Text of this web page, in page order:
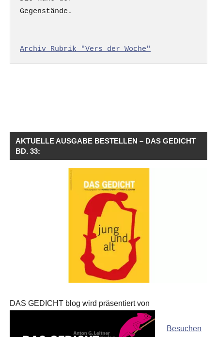
Gegenstände.
Archiv Rubrik "Vers der Woche"
AKTUELLE AUSGABE BESTELLEN – DAS GEDICHT
BD. 33:
DAS GEDICHT blog wird präsentiert von
Besuchen